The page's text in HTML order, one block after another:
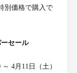
別価格で購入で
セール
4月11日（土）